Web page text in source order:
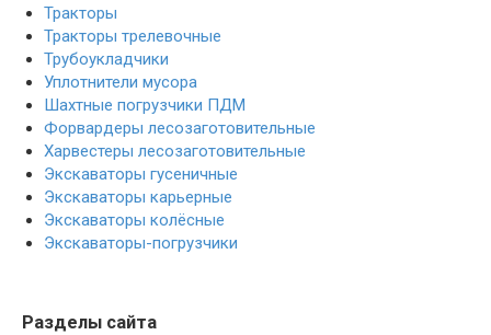
Тракторы
Тракторы трелевочные
Трубоукладчики
Уплотнители мусора
Шахтные погрузчики ПДМ
Форвардеры лесозаготовительные
Харвестеры лесозаготовительные
Экскаваторы гусеничные
Экскаваторы карьерные
Экскаваторы колёсные
Экскаваторы-погрузчики
Разделы сайта